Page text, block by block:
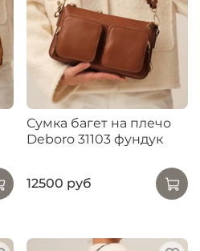
Сумка багет на плечо
Deboro 31103 фундук
12500 руб